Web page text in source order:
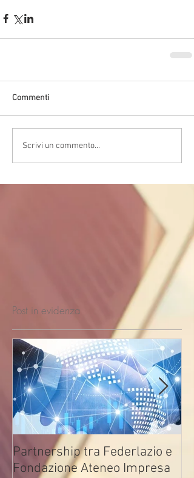
Commenti
Scrivi un commento...
Post in evidenza
Partnership tra Federlazio e
Fondazione Ateneo Impresa